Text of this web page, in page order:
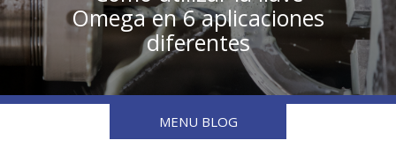
Omega en 6 aplicaciones
diferentes
MENU BLOG